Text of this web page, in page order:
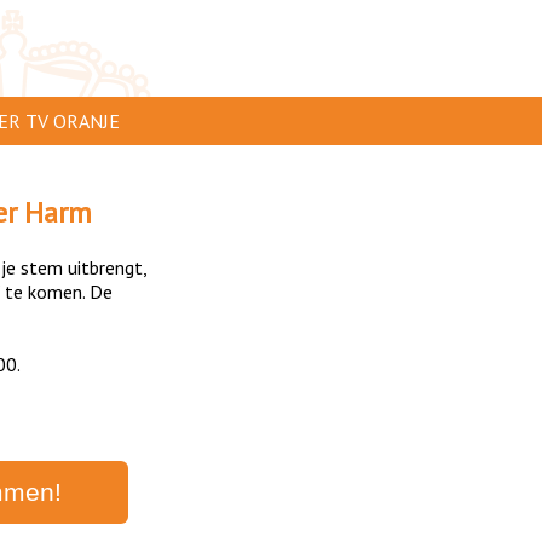
TV ORANJE
INSTUREN
Harm
stem uitbrengt,
komen. De